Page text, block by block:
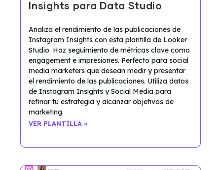
Insights para Data Studio
Analiza el rendimiento de las publicaciones de
Instagram Insights con esta plantilla de Looker
Studio. Haz seguimiento de métricas clave como
engagement e impresiones. Perfecto para social
media marketers que desean medir y presentar
el rendimiento de las publicaciones. Utiliza datos
de Instagram Insights y Social Media para
refinar tu estrategia y alcanzar objetivos de
marketing.
VER PLANTILLA »